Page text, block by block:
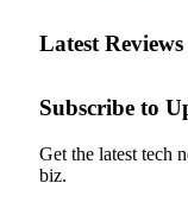
Latest Reviews
Subscribe to
Get the latest tech
biz.